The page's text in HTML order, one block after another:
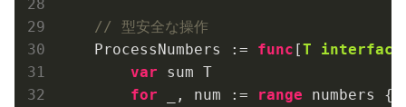
// 型安全な操作
    ProcessNumbers :=
func [T interface
var sum T
for _, num := range numbers {